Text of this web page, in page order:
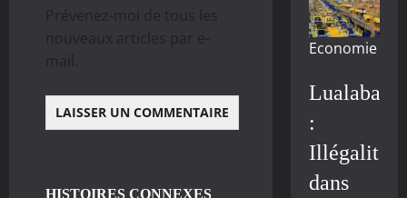
Prévenez-moi de tous les
nouveaux articles par e-
mail.
HISTOIRES CONNEXES
Economie
Lualaba
:
Illégalité
dans